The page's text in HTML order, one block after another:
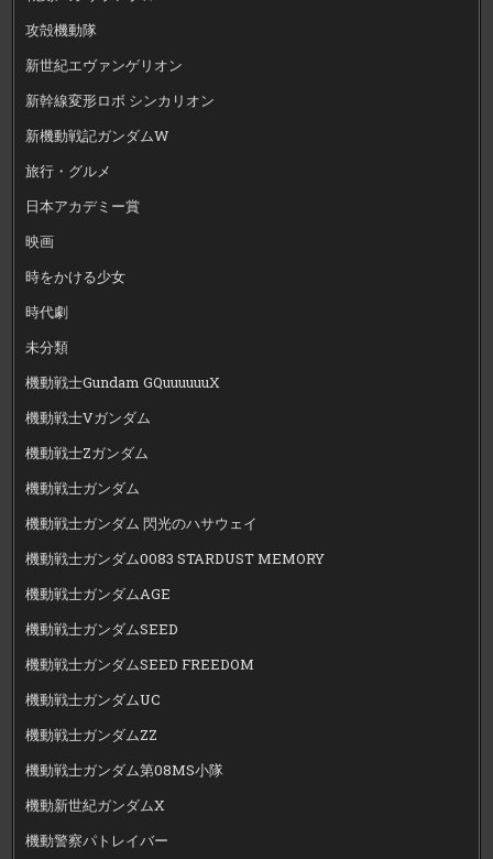
攻殻機動隊
新世紀エヴァンゲリオン
新幹線変形ロボ シンカリオン
新機動戦記ガンダムW
旅行・グルメ
日本アカデミー賞
映画
時をかける少女
時代劇
未分類
機動戦士Gundam GQuuuuuuX
機動戦士Vガンダム
機動戦士Zガンダム
機動戦士ガンダム
機動戦士ガンダム 閃光のハサウェイ
機動戦士ガンダム0083 STARDUST MEMORY
機動戦士ガンダムAGE
機動戦士ガンダムSEED
機動戦士ガンダムSEED FREEDOM
機動戦士ガンダムUC
機動戦士ガンダムZZ
機動戦士ガンダム第08MS小隊
機動新世紀ガンダムX
機動警察パトレイバー